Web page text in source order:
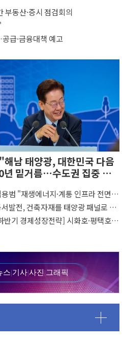
동산·증시 점검회의
급·금융대책 예고
해남 태양광, 대한민국 다음
년 밑거름…수도권 집중 완
범 "재생에너지·계통 인프라 전면
편…8월 '국가 에너지 비전' 발표"
발전, 건축자재를 태양광 패널로 활
한다…차세대 에너지 기술 실증 착수
반기 경제성장전략] 시화호·평택호
스|기사|사진 |그래픽
향
데스크·웬디스↓